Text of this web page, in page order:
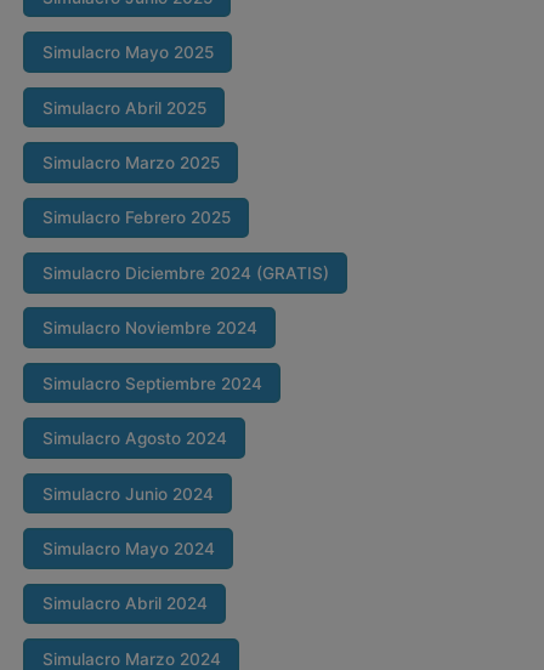
Simulacro Mayo 2025
Simulacro Abril 2025
Simulacro Marzo 2025
Simulacro Febrero 2025
Simulacro Diciembre 2024 (GRATIS)
Simulacro Noviembre 2024
Simulacro Septiembre 2024
Simulacro Agosto 2024
Simulacro Junio 2024
Simulacro Mayo 2024
Simulacro Abril 2024
Simulacro Marzo 2024